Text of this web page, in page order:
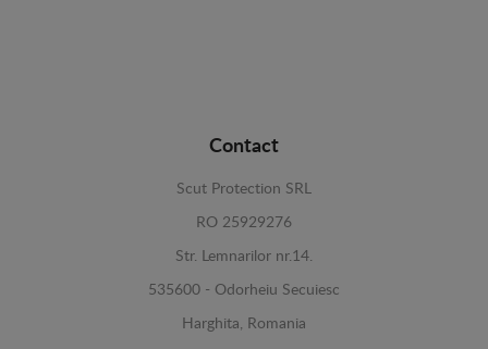
Contact
Scut Protection SRL
RO 25929276
Str. Lemnarilor nr.14.
535600 - Odorheiu Secuiesc
Harghita, Romania